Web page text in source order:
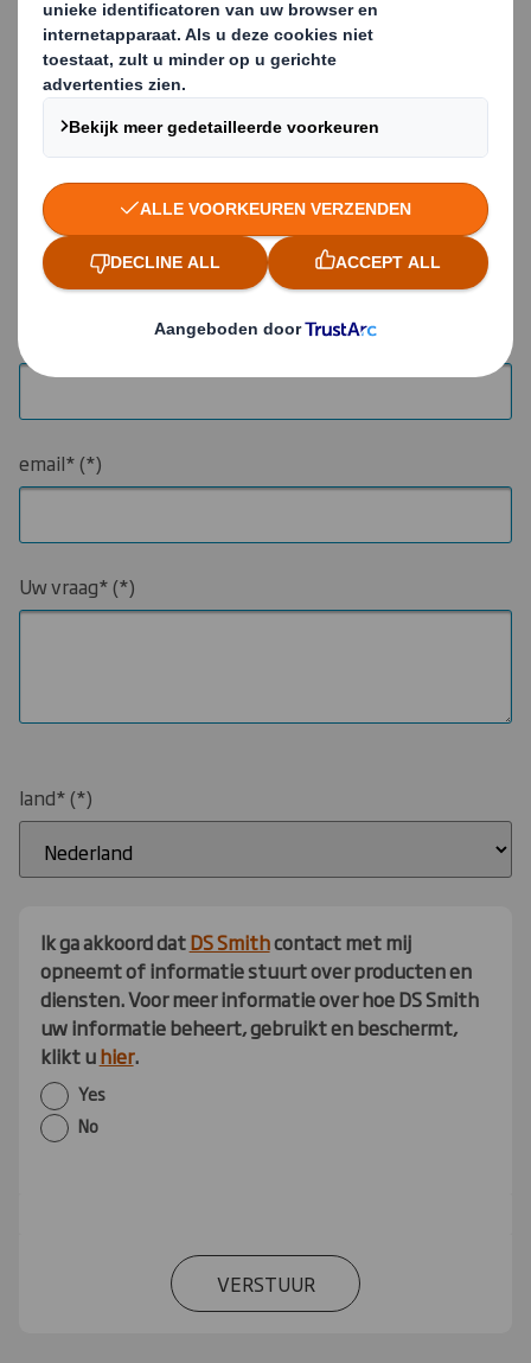
* = verplicht veld
voornaam*
achternaam*
email*
Uw vraag*
land*
Ik ga akkoord datDS Smithcontact met mij
opneemt of informatie stuurt over producten en
diensten. Voor meer informatie over hoe DS Smith
uw informatie beheert, gebruikt en beschermt,
klikt uhier.
Yes
No
VERSTUUR